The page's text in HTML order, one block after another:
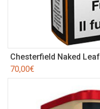
Chesterfield Naked Leaf
70,00€